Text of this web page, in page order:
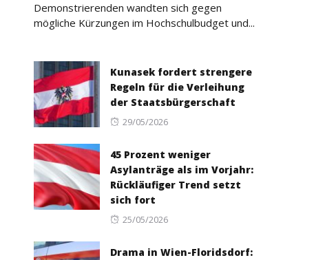
Demonstrierenden wandten sich gegen
mögliche Kürzungen im Hochschulbudget und...
Kunasek fordert strengere
Regeln für die Verleihung
der Staatsbürgerschaft
Posted
29/05/2026
45 Prozent weniger
Asylanträge als im Vorjahr:
Rückläufiger Trend setzt
sich fort
Posted
25/05/2026
Drama in Wien-Floridsdorf: